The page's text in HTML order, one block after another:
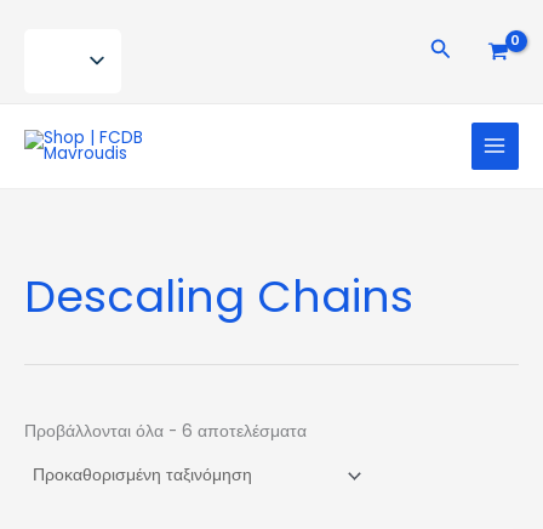
Αναζήτηση
Descaling Chains
Προβάλλονται όλα - 6 αποτελέσματα